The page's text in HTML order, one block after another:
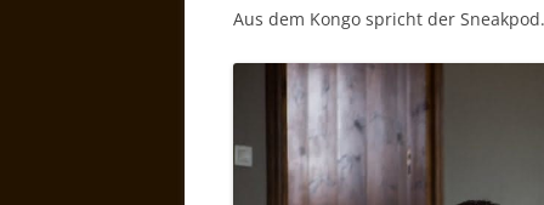
Aus dem Kongo spricht der